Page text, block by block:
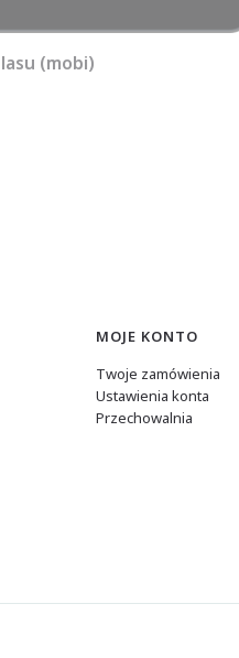
(mobi)
MOJE KONTO
Twoje zamówienia
Ustawienia konta
Przechowalnia